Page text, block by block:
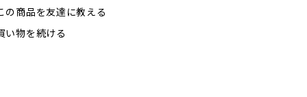
の商品を友達に教える
い物を続ける